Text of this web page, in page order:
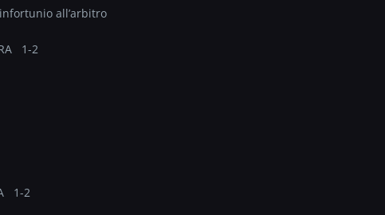
all’arbitro
1-2
1-2